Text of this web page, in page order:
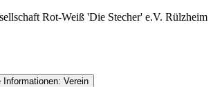
Rot-Weiß 'Die Stecher' e.V. Rülzheim
Informationen: Verein